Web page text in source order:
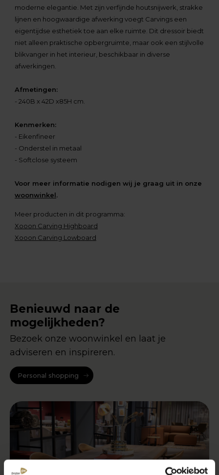
moderne elegantie. Met zijn verfijnde houtsnijwerk, strakke
lijnen en hoogwaardige afwerking voegt Carvings een
eigentijdse esthetiek toe aan elke ruimte. Dit dressoir biedt
niet alleen praktische opbergruimte, maar ook een stijlvolle
blikvanger in het interieur, beschikbaar in diverse
afwerkingen.
Afmetingen:
- 240B x 42D x85H cm.
Kenmerken:
- Eikenfineer
- Onderstel in metaal
- Softclose systeem
Voor meer informatie nodigen wij je graag uit in onze
woonwinkel.
Meer producten in dit programma:
Xooon Carving Highboard
Xooon Carving Lowboard
Benieuwd naar de
mogelijkheden?
Bezoek onze woonwinkel en laat je
adviseren en inspireren.
Personal shopping